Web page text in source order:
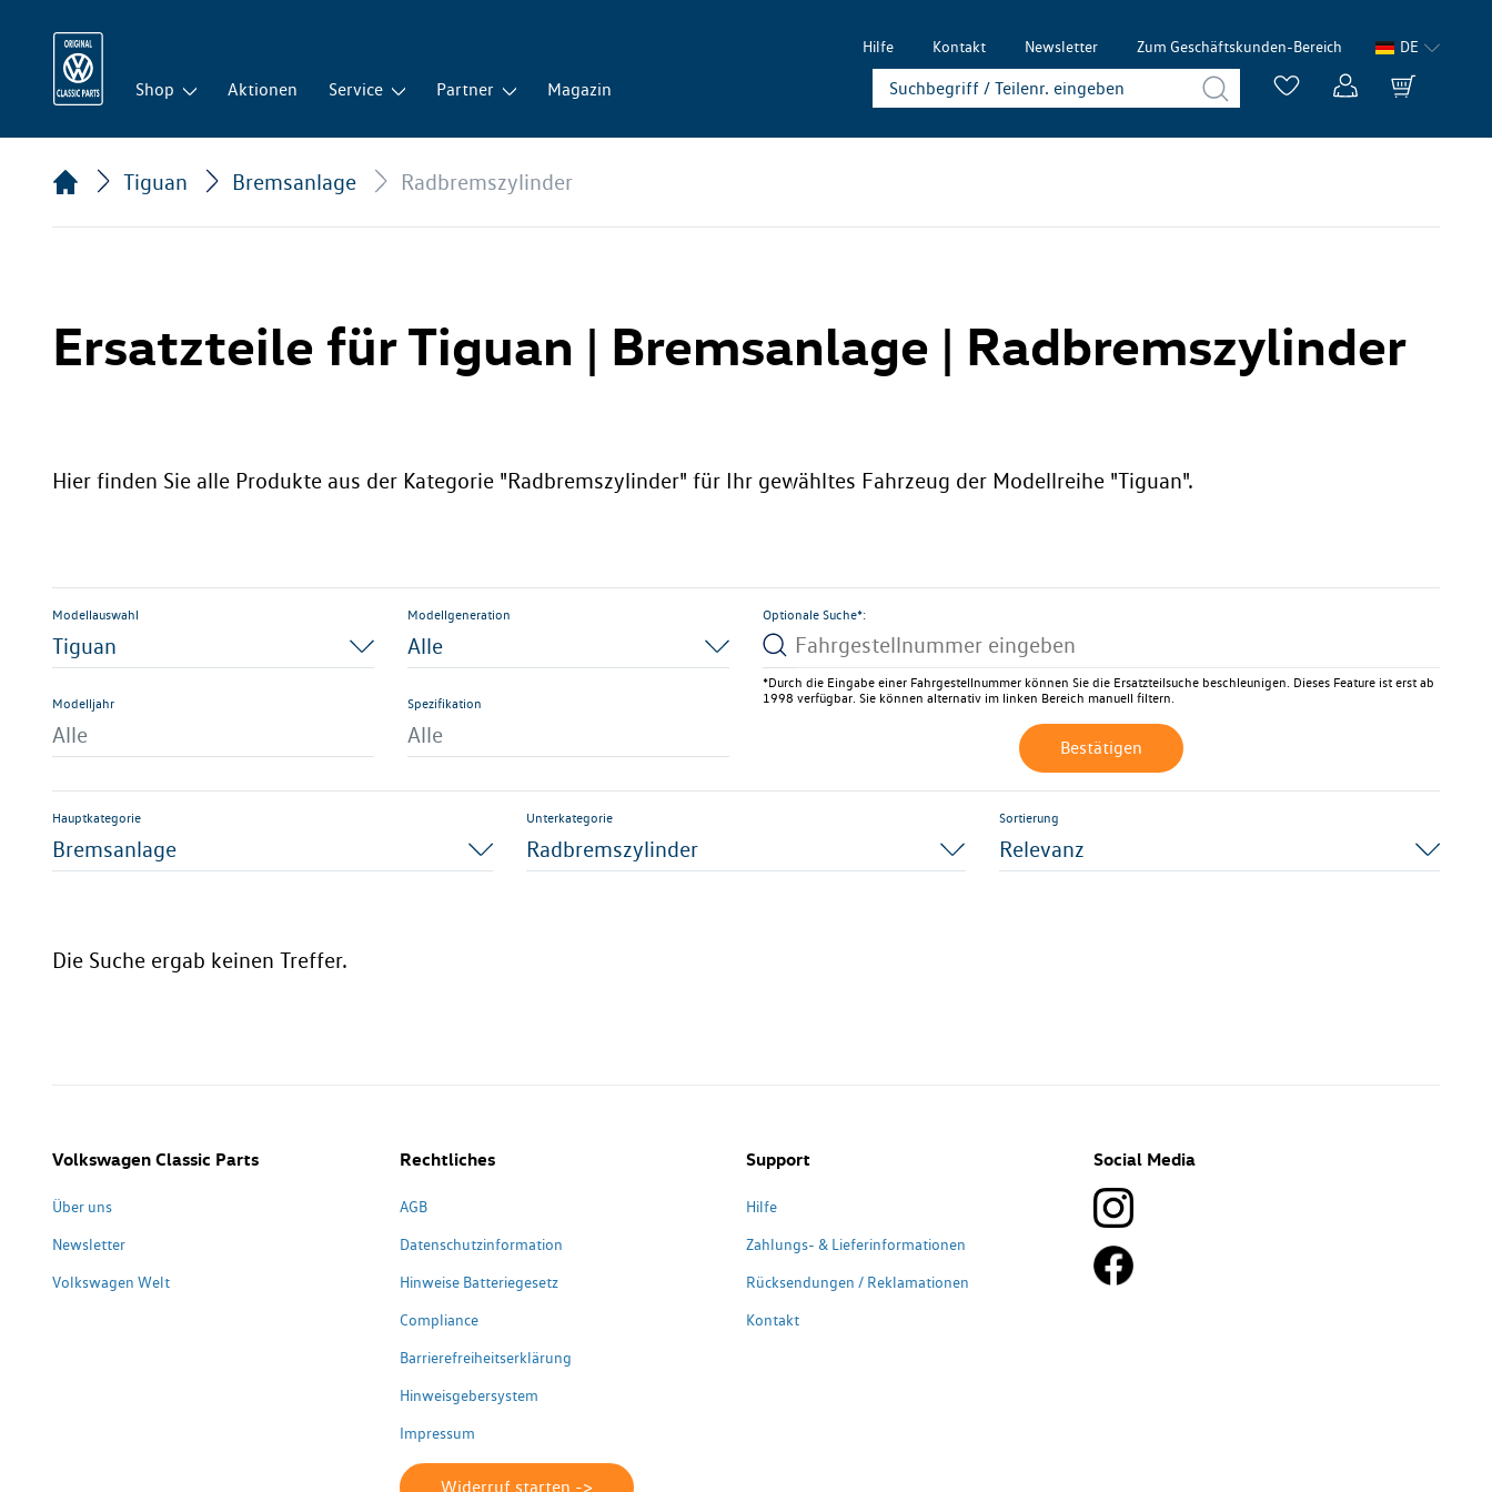
Hilfe Kontakt Newsletter Zum Geschäftskunden-Bereich DE
Shop Aktionen Service Partner Magazin
Tiguan Bremsanlage Radbremszylinder
Ersatzteile für Tiguan | Bremsanlage | Radbremszylinder
Hier finden Sie alle Produkte aus der Kategorie "Radbremszylinder" für Ihr gewähltes Fahrzeug der Modellreihe "Tiguan".
Modellauswahl
Tiguan
Modellgeneration
Alle
Modelljahr
Alle
Spezifikation
Alle
Optionale Suche*:
*Durch die Eingabe einer Fahrgestellnummer können Sie die Ersatzteilsuche beschleunigen. Dieses Feature ist erst ab
1998 verfügbar. Sie können alternativ im linken Bereich manuell filtern.
Bestätigen
Hauptkategorie
Bremsanlage
Unterkategorie
Radbremszylinder
Sortierung
Relevanz
Die Suche ergab keinen Treffer.
Volkswagen Classic Parts
Über uns
Newsletter
Volkswagen Welt
Rechtliches
AGB
Datenschutzinformation
Hinweise Batteriegesetz
Compliance
Barrierefreiheitserklärung
Hinweisgebersystem
Impressum
Widerruf starten ->
Support
Hilfe
Zahlungs- & Lieferinformationen
Rücksendungen / Reklamationen
Kontakt
Social Media